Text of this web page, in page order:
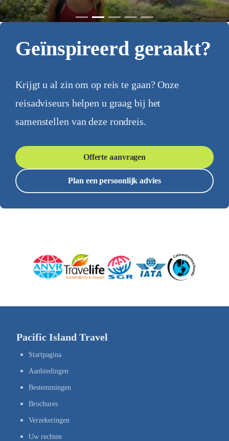
Geïnspireerd geraakt?
Krijgt u al zin om op reis te gaan? Onze
reisadviseurs helpen u graag bij het
samenstellen van deze rondreis.
Offerte aanvragen
Plan een persoonlijk advies
Pacific Island Travel
Startpagina
Aanbiedingen
Bestemmingen
Brochures
Verzekeringen
Uw rechten